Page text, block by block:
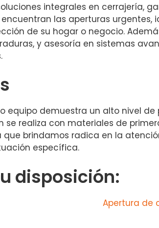
integrales en cerrajería,
las aperturas
de su hogar o negocio.
y asesoría en sistemas
equipo demuestra un alto nivel
se realiza con materiales de
que brindamos radica en la
específica.
disposición:
Apertura de